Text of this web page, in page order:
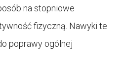
na stopniowe
fizyczną. Nawyki te
poprawy ogólnej